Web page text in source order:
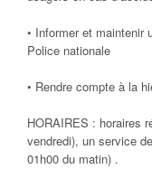
• Informer et maintenir
Police nationale
• Rendre compte à la
HORAIRES : horaires
vendredi), un service
01h00 du matin) .